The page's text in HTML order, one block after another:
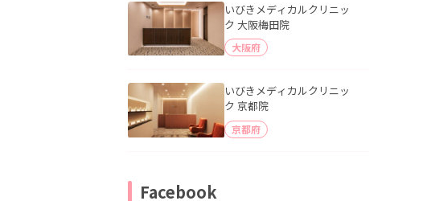
いびきメディカルクリニッ
ク 大阪梅田院
大阪府
いびきメディカルクリニッ
ク 京都院
京都府
Facebook